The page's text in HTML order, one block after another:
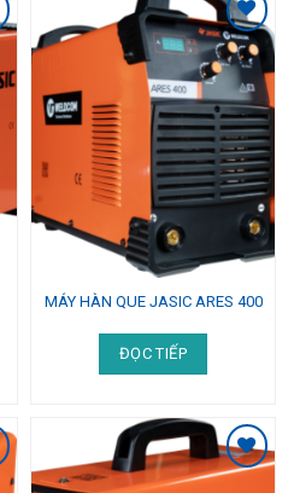
Add to
Wishlist
MÁY HÀN QUE JASIC ARES 400
ĐỌC TIẾP